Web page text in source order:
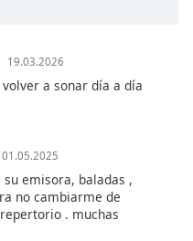
19.03.2026
a sonar día a día
01.05.2025
emisora, baladas ,
no cambiarme de
. muchas